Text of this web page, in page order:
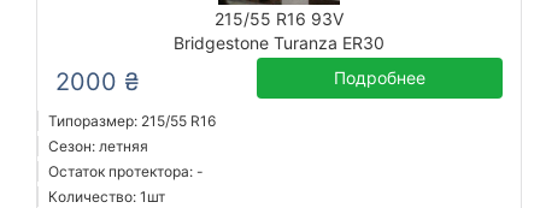
215/55 R16 93V
Bridgestone Turanza ER30
2000 ₴ Подробнее
Типоразмер: 215/55 R16
Сезон: летняя
Остаток протектора: -
Количество: 1шт